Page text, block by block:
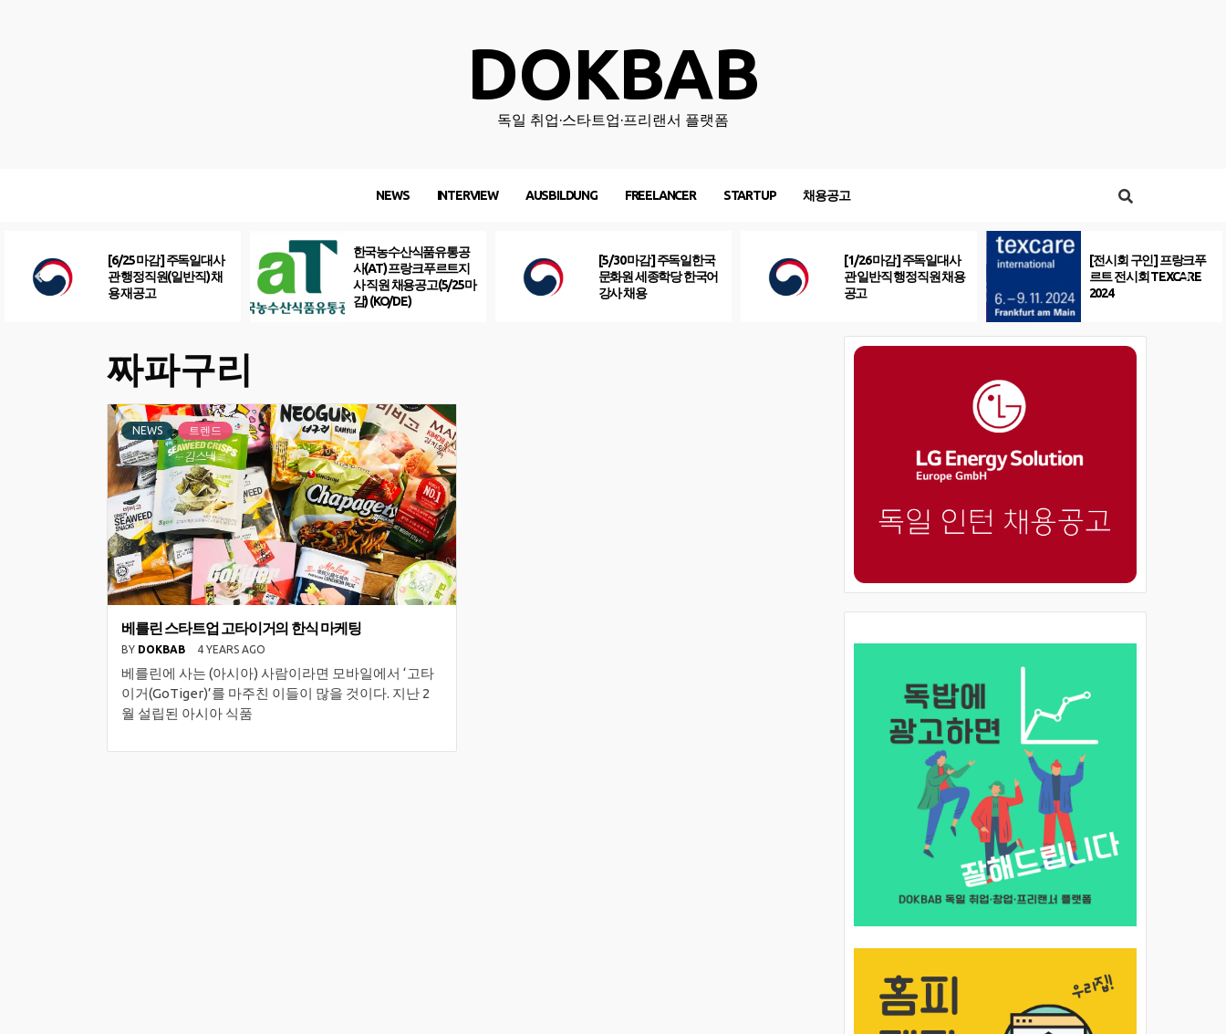
DOKBAB
독일 취업·스타트업·프리랜서 플랫폼
NEWS INTERVIEW AUSBILDUNG FREELANCER STARTUP 채용공고
[6/25 마감] 주독일대사
관 행정직원(일반직) 채
용 재공고
한국농수산식품유통공
사(AT) 프랑크푸르트지
사 직원 채용공고(5/25마
감) (KO/DE)
[5/30 마감] 주독일한국
문화원 세종학당 한국어
강사 채용
[1/26 마감] 주독일대사
관 일반직 행정직원 채용
공고
[전시회 구인] 프랑크푸
르트 전시회 TEXCARE
2024
짜파구리
NEWS 트렌드
베를린 스타트업 고타이거의 한식 마케팅
BY DOKBAB 4 YEARS AGO
베를린에 사는 (아시아) 사람이라면 모바일에서 ‘고타
이거(GoTiger)’를 마주친 이들이 많을 것이다. 지난 2
월 설립된 아시아 식품